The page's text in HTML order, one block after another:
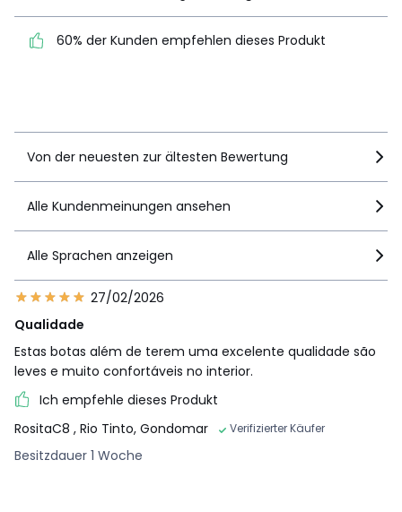
60% der Kunden
60% der Kunden empfehlen dieses Produkt
Von der neuesten zur ältesten Bewertung
Alle Kundenmeinungen ansehen
Alle Sprachen anzeigen
27/02/2026
Qualidade
Estas botas além de terem uma excelente qualidade são
leves e muito confortáveis no interior.
Ich empfehle dieses Produkt
RositaC8 , Rio Tinto, Gondomar Verifizierter Käufer
Besitzdauer 1 Woche